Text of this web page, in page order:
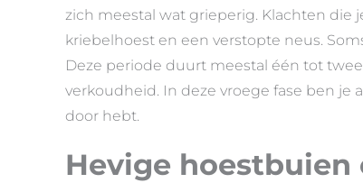
zich meestal wat grieperig. Klachten die
kriebelhoest en een verstopte neus.
Deze periode duurt meestal één tot
verkoudheid. In deze vroege fase ben je
door hebt.
Hevige